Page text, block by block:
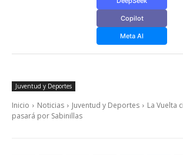
Copilot
Meta AI
Juventud y Deportes
Inicio Noticias Juventud y Deportes
La Vuelta
pasará por Sabinillas